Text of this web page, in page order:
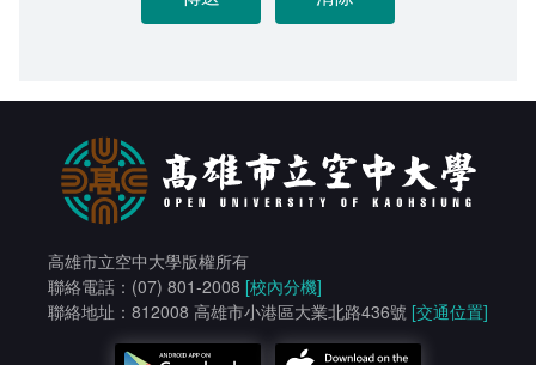
高雄市立空中大學版權所有
聯絡電話：(07) 801-2008 [校內分機]
聯絡地址：812008 高雄市小港區大業北路436號 [交通位置]